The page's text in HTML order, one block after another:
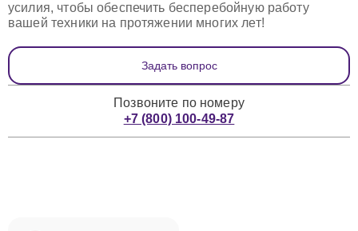
усилия, чтобы обеспечить бесперебойную работу
вашей техники на протяжении многих лет!
Задать вопрос
Позвоните по номеру
+7 (800) 100-49-87